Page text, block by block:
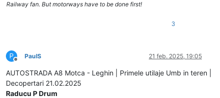
Railway fan. But motorways have to be done first!
3
P
Deconectat
PaulS 21 feb. 2025, 19:05
AUTOSTRADA A8 Motca - Leghin | Primele utilaje Umb in teren |
Decopertari 21.02.2025
Raducu P Drum